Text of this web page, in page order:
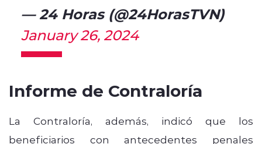
— 24 Horas (@24HorasTVN)
January 26, 2024
Informe de Contraloría
La Contraloría, además, indicó que los
beneficiarios con antecedentes penales